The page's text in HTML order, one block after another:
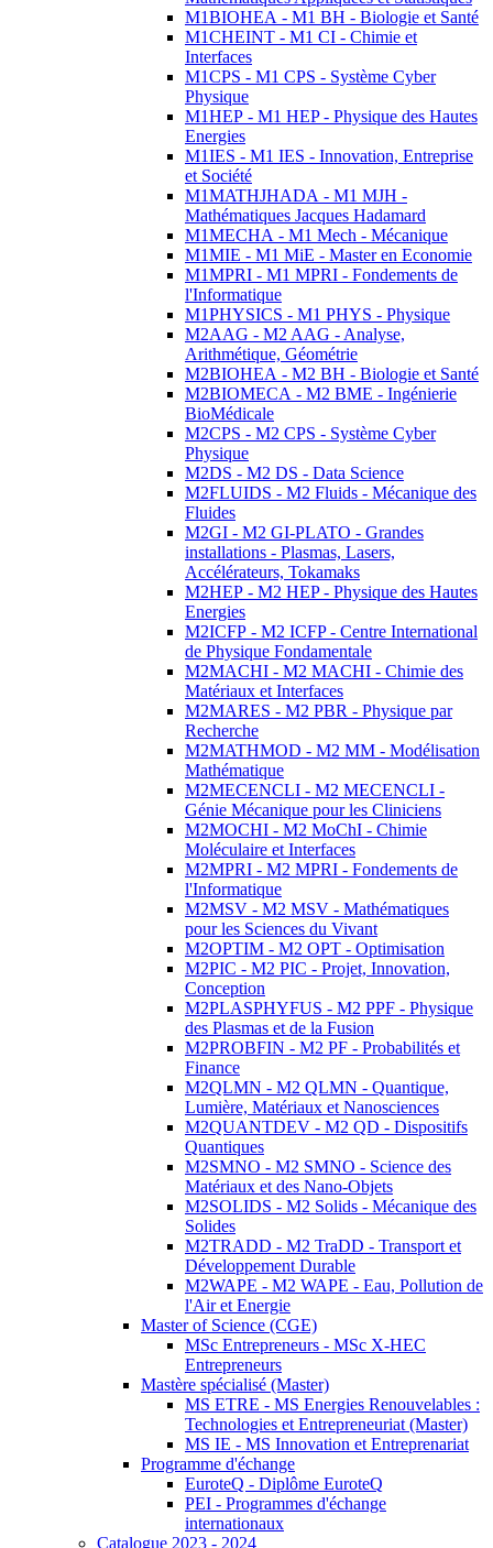
M1BIOHEA - M1 BH - Biologie et Santé
M1CHEINT - M1 CI - Chimie et
Interfaces
M1CPS - M1 CPS - Système Cyber
Physique
M1HEP - M1 HEP - Physique des Hautes
Energies
M1IES - M1 IES - Innovation, Entreprise
et Société
M1MATHJHADA - M1 MJH -
Mathématiques Jacques Hadamard
M1MECHA - M1 Mech - Mécanique
M1MIE - M1 MiE - Master en Economie
M1MPRI - M1 MPRI - Fondements de
l'Informatique
M1PHYSICS - M1 PHYS - Physique
M2AAG - M2 AAG - Analyse,
Arithmétique, Géométrie
M2BIOHEA - M2 BH - Biologie et Santé
M2BIOMECA - M2 BME - Ingénierie
BioMédicale
M2CPS - M2 CPS - Système Cyber
Physique
M2DS - M2 DS - Data Science
M2FLUIDS - M2 Fluids - Mécanique des
Fluides
M2GI - M2 GI-PLATO - Grandes
installations - Plasmas, Lasers,
Accélérateurs, Tokamaks
M2HEP - M2 HEP - Physique des Hautes
Energies
M2ICFP - M2 ICFP - Centre International
de Physique Fondamentale
M2MACHI - M2 MACHI - Chimie des
Matériaux et Interfaces
M2MARES - M2 PBR - Physique par
Recherche
M2MATHMOD - M2 MM - Modélisation
Mathématique
M2MECENCLI - M2 MECENCLI -
Génie Mécanique pour les Cliniciens
M2MOCHI - M2 MoChI - Chimie
Moléculaire et Interfaces
M2MPRI - M2 MPRI - Fondements de
l'Informatique
M2MSV - M2 MSV - Mathématiques
pour les Sciences du Vivant
M2OPTIM - M2 OPT - Optimisation
M2PIC - M2 PIC - Projet, Innovation,
Conception
M2PLASPHYFUS - M2 PPF - Physique
des Plasmas et de la Fusion
M2PROBFIN - M2 PF - Probabilités et
Finance
M2QLMN - M2 QLMN - Quantique,
Lumière, Matériaux et Nanosciences
M2QUANTDEV - M2 QD - Dispositifs
Quantiques
M2SMNO - M2 SMNO - Science des
Matériaux et des Nano-Objets
M2SOLIDS - M2 Solids - Mécanique des
Solides
M2TRADD - M2 TraDD - Transport et
Développement Durable
M2WAPE - M2 WAPE - Eau, Pollution de
l'Air et Energie
Master of Science (CGE)
MSc Entrepreneurs - MSc X-HEC
Entrepreneurs
Mastère spécialisé (Master)
MS ETRE - MS Energies Renouvelables :
Technologies et Entrepreneuriat (Master)
MS IE - MS Innovation et Entreprenariat
Programme d'échange
EuroteQ - Diplôme EuroteQ
PEI - Programmes d'échange
internationaux
Catalogue 2023 - 2024